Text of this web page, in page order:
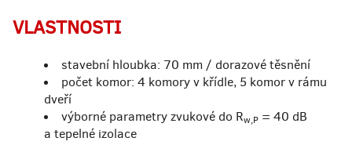
VLASTNOSTI
stavební hloubka: 70 mm / dorazové těsnění
počet komor: 4 komory v křídle, 5 komor v rámu
dveří
výborné parametry zvukové do Rw,P = 40 dB
a tepelné izolace